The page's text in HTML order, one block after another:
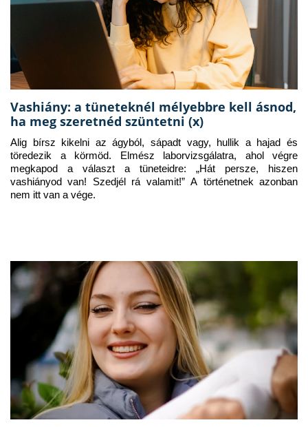
Vashiány: a tüneteknél mélyebbre kell ásnod,
ha meg szeretnéd szüntetni (x)
Alig bírsz kikelni az ágyból, sápadt vagy, hullik a hajad és
töredezik a körmöd. Elmész laborvizsgálatra, ahol végre
megkapod a választ a tüneteidre: „Hát persze, hiszen
vashiányod van! Szedjél rá valamit!” A történetnek azonban
nem itt van a vége.